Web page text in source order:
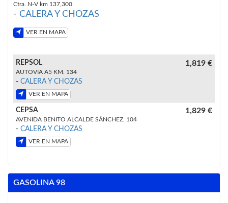
Ctra. N-V km 137,300
- CALERA Y CHOZAS
VER EN MAPA
REPSOL
AUTOVIA A5 KM. 134
- CALERA Y CHOZAS
VER EN MAPA
1,819 €
CEPSA
AVENIDA BENITO ALCALDE SÁNCHEZ, 104
- CALERA Y CHOZAS
VER EN MAPA
1,829 €
GASOLINA 98